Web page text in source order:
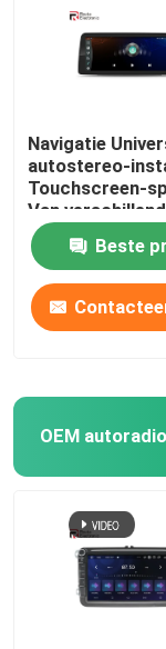
Universele
Carplayai doos
auto
De Nok DVR
Automotive
Digitale
Navigatie
autostereo-
Touchscreen-
Van
media 1920 ×
Beste
OEM autoradio